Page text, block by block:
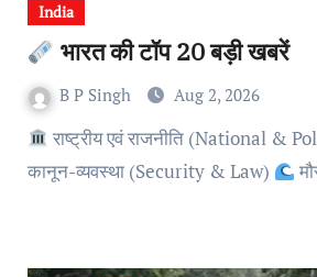
India
भारत की टॉप 20 बड़ी खबरें
B P Singh Aug 2, 2026
राष्ट्रीय एवं राजनीति (National &
कानून-व्यवस्था (Security & Law)